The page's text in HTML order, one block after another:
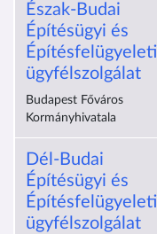
Észak-Budai
Építésügyi és
Építésfelügyeleti
ügyfélszolgálat
Budapest Főváros
Kormányhivatala
Dél-Budai
Építésügyi és
Építésfelügyeleti
ügyfélszolgálat